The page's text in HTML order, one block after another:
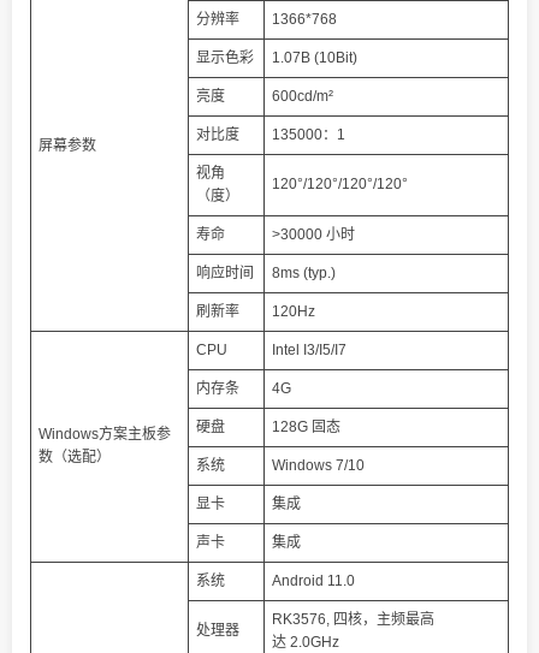
屏幕参数
分辨率 1366*768
显示色彩 1.07B (10Bit)
亮度 600cd/m²
对比度 135000：1
视角
（度）
120°/120°/120°/120°
寿命 >30000 小时
响应时间 8ms (typ.)
刷新率 120Hz
Windows方案主板参
数（选配）
CPU Intel I3/I5/I7
内存条 4G
硬盘 128G 固态
系统 Windows 7/10
显卡 集成
声卡 集成
系统 Android 11.0
处理器
RK3576, 四核，主频最高
达 2.0GHz